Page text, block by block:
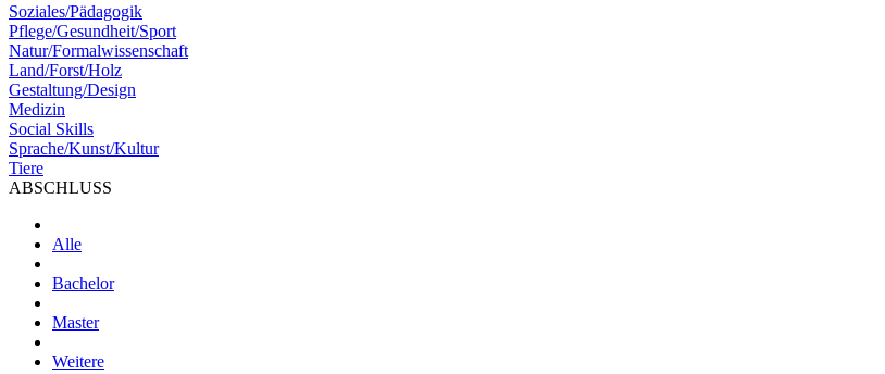
Soziales/Pädagogik
Pflege/Gesundheit/Sport
Natur/Formalwissenschaft
Land/Forst/Holz
Gestaltung/Design
Medizin
Social Skills
Sprache/Kunst/Kultur
Tiere
ABSCHLUSS
Alle
Bachelor
Master
Weitere